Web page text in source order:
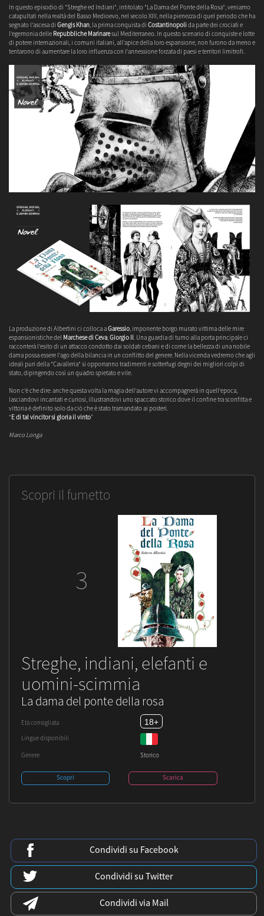
In questo episodio di "Streghe ed Indiani", intitolato "La Dama del Ponte della Rosa", veniamo
catapultati nella realtà del Basso Medioevo, nel secolo XIII, nella pienezza di quel periodo che ha
segnato l'ascesa di Gengis Khan, la prima conquista di Costantinopoli da parte dei crociati e
l'egemonia delle Repubbliche Marinaresul Mediterraneo. In questo scenario di conquiste e lotte
di potere internazionali, i comuni italiani, all'apice della loro espansione, non furono da meno e
tentarono di aumentare la loro influenza con l'annessione forzata di paesi e territori limitrofi.
La produzione di Albertini ci colloca aGaressio, imponente borgo murato vittima delle mire
espansionistiche del Marchese di Ceva,Giorgio II. Una guardia di turno alla porta principale ci
racconterà l'esito di un attacco condotto dai soldati cebani e di come la bellezza di una nobile
dama possa essere l'ago della bilancia in un conflitto del genere. Nella vicenda vedremo che agli
ideali puri della "Cavalleria" si opporranno tradimenti e sotterfugi degni dei migliori colpi di
stato, dipingendo così un quadro spietato e vile.
Non c'è che dire: anche questa volta la magia dell'autore vi accompagnerà in quell'epoca,
lasciandovi incantati e curiosi, illustrandovi uno spaccato storico dove il confine tra sconfitta e
vittoria è definito solo da ciò che è stato tramandato ai posteri.
"E di tal vincitor si gloria il vinto”
Marco Longa
Scopri il fumetto
3
Streghe, indiani, elefanti e
uomini-scimmia
La dama del ponte della rosa
Età consigliata 18+
Lingue disponibili
Genere Storico
Scopri Scarica
Condividi su Facebook
Condividi su Twitter
Condividi via Mail